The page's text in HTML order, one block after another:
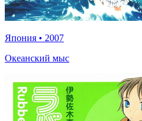
Япония • 2007
Океанский мыс